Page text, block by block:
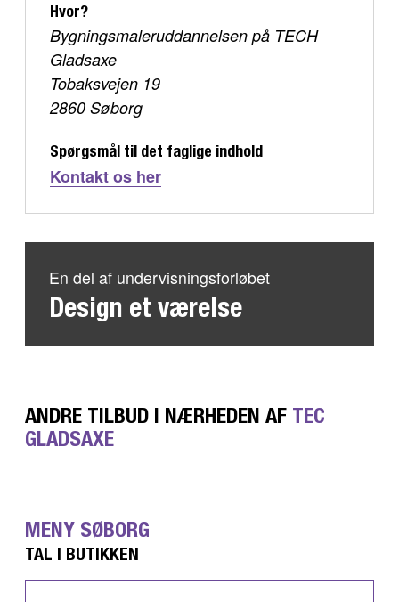
Hvor?
Bygningsmaleruddannelsen på TECH
Gladsaxe
Tobaksvejen 19
2860 Søborg
Spørgsmål til det faglige indhold
Kontakt os her
En del af undervisningsforløbet
Design et værelse
ANDRE TILBUD I NÆRHEDEN AF TEC
GLADSAXE
MENY SØBORG
TAL I BUTIKKEN